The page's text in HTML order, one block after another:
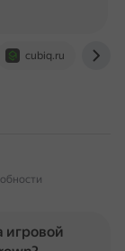
cubiq.ru
игровой